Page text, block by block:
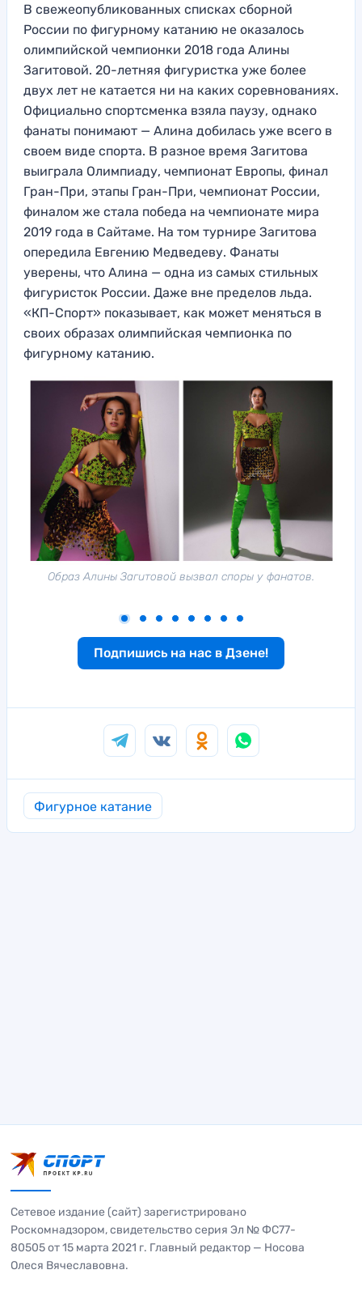
В свежеопубликованных списках сборной
России по фигурному катанию не оказалось
олимпийской чемпионки 2018 года Алины
Загитовой. 20-летняя фигуристка уже более
двух лет не катается ни на каких соревнованиях.
Официально спортсменка взяла паузу, однако
фанаты понимают — Алина добилась уже всего в
своем виде спорта. В разное время Загитова
выиграла Олимпиаду, чемпионат Европы, финал
Гран-При, этапы Гран-При, чемпионат России,
финалом же стала победа на чемпионате мира
2019 года в Сайтаме. На том турнире Загитова
опередила Евгению Медведеву. Фанаты
уверены, что Алина — одна из самых стильных
фигуристок России. Даже вне пределов льда.
«КП-Спорт» показывает, как может меняться в
своих образах олимпийская чемпионка по
фигурному катанию.
Образ Алины Загитовой вызвал споры у фанатов.
Подпишись на нас в Дзене!
Фигурное катание
Сетевое издание (сайт) зарегистрировано
Роскомнадзором, свидетельство серия Эл № ФС77-
80505 от 15 марта 2021 г. Главный редактор — Носова
Олеся Вячеславовна.